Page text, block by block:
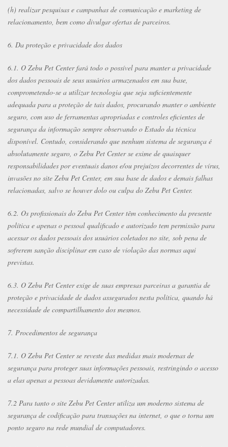
(h) realizar pesquisas e campanhas de comunicação e marketing de
relacionamento, bem como divulgar ofertas de parceiros.
6. Da proteção e privacidade dos dados
6.1. O Zebu Pet Center fará todo o possível para manter a privacidade
dos dados pessoais de seus usuários armazenados em sua base,
comprometendo-se a utilizar tecnologia que seja suficientemente
adequada para a proteção de tais dados, procurando manter o ambiente
seguro, com uso de ferramentas apropriadas e controles eficientes de
segurança da informação sempre observando o Estado da técnica
disponível. Contudo, considerando que nenhum sistema de segurança é
absolutamente seguro, o Zebu Pet Center se exime de quaisquer
responsabilidades por eventuais danos e/ou prejuízos decorrentes de vírus,
invasões no site Zebu Pet Center, em sua base de dados e demais falhas
relacionadas, salvo se houver dolo ou culpa do Zebu Pet Center.
6.2. Os profissionais do Zebu Pet Center têm conhecimento da presente
política e apenas o pessoal qualificado e autorizado tem permissão para
acessar os dados pessoais dos usuários coletados no site, sob pena de
sofrerem sanção disciplinar em caso de violação das normas aqui
previstas.
6.3. O Zebu Pet Center exige de suas empresas parceiras a garantia de
proteção e privacidade de dados assegurados nesta política, quando há
necessidade de compartilhamento dos mesmos.
7. Procedimentos de segurança
7.1. O Zebu Pet Center se reveste das medidas mais modernas de
segurança para proteger suas informações pessoais, restringindo o acesso
a elas apenas a pessoas devidamente autorizadas.
7.2 Para tanto o site Zebu Pet Center utiliza um moderno sistema de
segurança de codificação para transações na internet, o que o torna um
ponto seguro na rede mundial de computadores.